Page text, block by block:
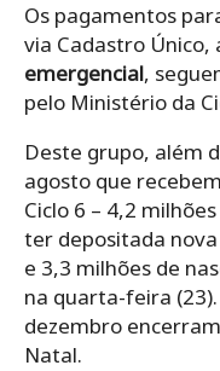
Os pagamentos
via Cadastro Único,
emergencial,
pelo Ministério da
Deste grupo, além
agosto que
Ciclo 6 – 4,2
ter depositada
e 3,3 milhões de
na quarta-feira
dezembro
Natal.